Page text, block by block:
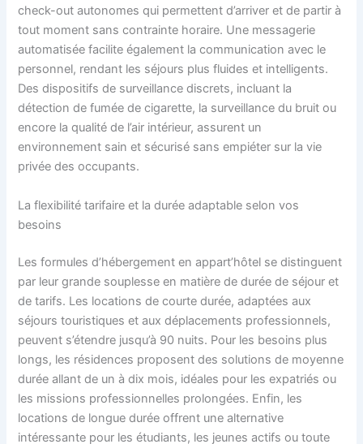
check-out autonomes qui permettent d’arriver et de partir à
tout moment sans contrainte horaire. Une messagerie
automatisée facilite également la communication avec le
personnel, rendant les séjours plus fluides et intelligents.
Des dispositifs de surveillance discrets, incluant la
détection de fumée de cigarette, la surveillance du bruit ou
encore la qualité de l’air intérieur, assurent un
environnement sain et sécurisé sans empiéter sur la vie
privée des occupants.
La flexibilité tarifaire et la durée adaptable selon vos
besoins
Les formules d’hébergement en appart’hôtel se distinguent
par leur grande souplesse en matière de durée de séjour et
de tarifs. Les locations de courte durée, adaptées aux
séjours touristiques et aux déplacements professionnels,
peuvent s’étendre jusqu’à 90 nuits. Pour les besoins plus
longs, les résidences proposent des solutions de moyenne
durée allant de un à dix mois, idéales pour les expatriés ou
les missions professionnelles prolongées. Enfin, les
locations de longue durée offrent une alternative
intéressante pour les étudiants, les jeunes actifs ou toute